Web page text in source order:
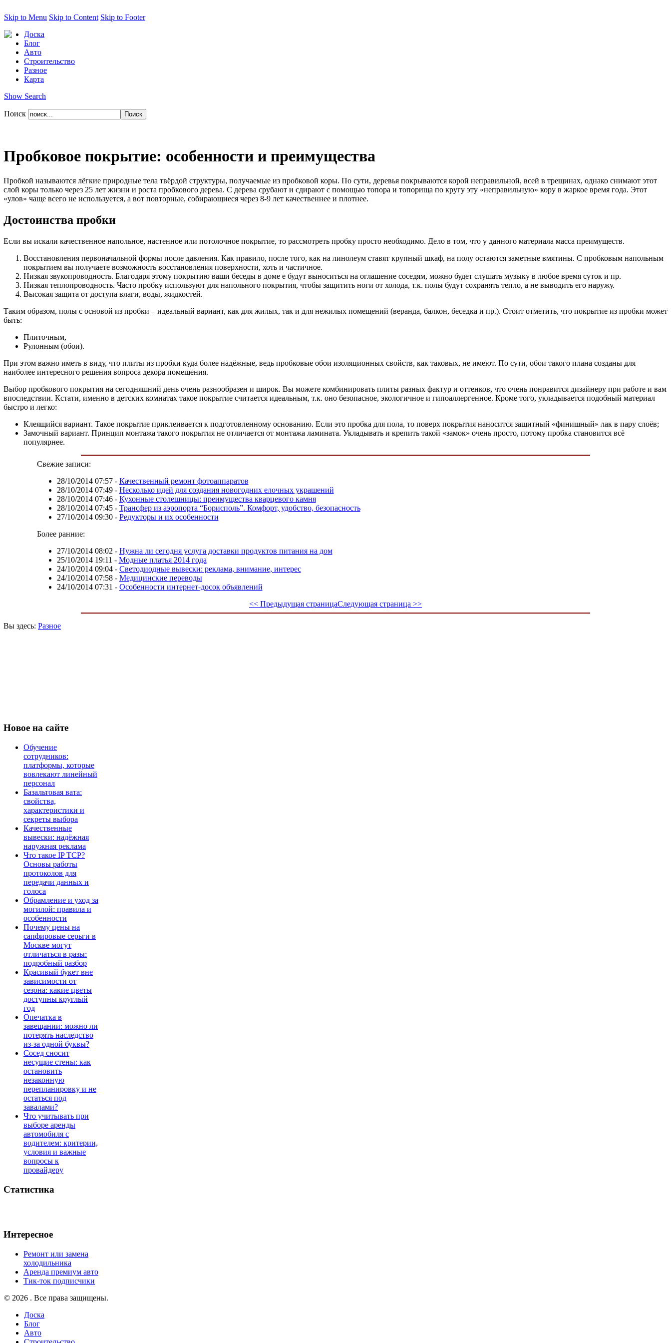
Skip to Menu Skip to Content Skip to Footer
Доска
Блог
Авто
Строительство
Разное
Карта
Show Search
Поиск
Пробковое покрытие: особенности и преимущества
Пробкой называются лёгкие природные тела твёрдой структуры, получаемые из пробковой коры. По сути, деревья покрываются корой неправильной, всей в трещинах, однако снимают этот
слой коры только через 25 лет жизни и роста пробкового дерева. С дерева срубают и сдирают с помощью топора и топорища по кругу эту «неправильную» кору в жаркое время года. Этот
«улов» чаще всего не используется, а вот повторные, собирающиеся через 8-9 лет качественнее и плотнее.
Достоинства пробки
Если вы искали качественное напольное, настенное или потолочное покрытие, то рассмотреть пробку просто необходимо. Дело в том, что у данного материала масса преимуществ.
Восстановления первоначальной формы после давления. Как правило, после того, как на линолеум ставят крупный шкаф, на полу остаются заметные вмятины. С пробковым напольным
покрытием вы получаете возможность восстановления поверхности, хоть и частичное.
Низкая звукопроводность. Благодаря этому покрытию ваши беседы в доме е будут выноситься на оглашение соседям, можно будет слушать музыку в любое время суток и пр.
Низкая теплопроводность. Часто пробку используют для напольного покрытия, чтобы защитить ноги от холода, т.к. полы будут сохранять тепло, а не выводить его наружу.
Высокая защита от доступа влаги, воды, жидкостей.
Таким образом, полы с основой из пробки – идеальный вариант, как для жилых, так и для нежилых помещений (веранда, балкон, беседка и пр.). Стоит отметить, что покрытие из пробки может
быть:
Плиточным,
Рулонным (обои).
При этом важно иметь в виду, что плиты из пробки куда более надёжные, ведь пробковые обои изоляционных свойств, как таковых, не имеют. По сути, обои такого плана созданы для
наиболее интересного решения вопроса декора помещения.
Выбор пробкового покрытия на сегодняшний день очень разнообразен и широк. Вы можете комбинировать плиты разных фактур и оттенков, что очень понравится дизайнеру при работе и вам
впоследствии. Кстати, именно в детских комнатах такое покрытие считается идеальным, т.к. оно безопасное, экологичное и гипоаллергенное. Кроме того, укладывается подобный материал
быстро и легко:
Клеящийся вариант. Такое покрытие приклеивается к подготовленному основанию. Если это пробка для пола, то поверх покрытия наносится защитный «финишный» лак в пару слоёв;
Замочный вариант. Принцип монтажа такого покрытия не отличается от монтажа ламината. Укладывать и крепить такой «замок» очень просто, потому пробка становится всё
популярнее.
Свежие записи:
28/10/2014 07:57- Качественный ремонт фотоаппаратов
28/10/2014 07:49- Несколько идей для создания новогодних елочных украшений
28/10/2014 07:46- Кухонные столешницы: преимущества кварцевого камня
28/10/2014 07:45- Трансфер из аэропорта “Борисполь”. Комфорт, удобство, безопасность
27/10/2014 09:30- Редукторы и их особенности
Более ранние:
27/10/2014 08:02 - Нужна ли сегодня услуга доставки продуктов питания на дом
25/10/2014 19:11 - Модные платья 2014 года
24/10/2014 09:04- Светодиодные вывески: реклама, внимание, интерес
24/10/2014 07:58- Медицинские переводы
24/10/2014 07:31 - Особенности интернет-досок объявлений
<< Предыдущая страницаСледующая страница >>
Вы здесь: Разное
Новое на сайте
Обучение
сотрудников:
платформы, которые
вовлекают линейный
персонал
Базальтовая вата:
свойства,
характеристики и
секреты выбора
Качественные
вывески: надёжная
наружная реклама
Что такое IP TCP?
Основы работы
протоколов для
передачи данных и
голоса
Обрамление и уход за
могилой: правила и
особенности
Почему цены на
сапфировые серьги в
Москве могут
отличаться в разы:
подробный разбор
Красивый букет вне
зависимости от
сезона: какие цветы
доступны круглый
год
Опечатка в
завещании: можно ли
потерять наследство
из-за одной буквы?
Сосед сносит
несущие стены: как
остановить
незаконную
перепланировку и не
остаться под
завалами?
Что учитывать при
выборе аренды
автомобиля с
водителем: критерии,
условия и важные
вопросы к
провайдеру
Статистика
Интересное
Ремонт или замена
холодильника
Аренда премиум авто
Тик-ток подписчики
© 2026 . Все права защищены.
Доска
Блог
Авто